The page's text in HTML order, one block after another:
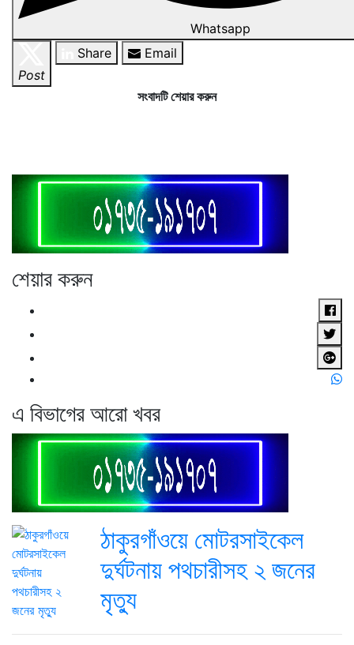
Whatsapp
Post
Share Email
সংবাদটি শেয়ার করুন
শেয়ার করুন
এ বিভাগের আরো খবর
ঠাকুরগাঁওয়ে মোটরসাইকেল
দুর্ঘটনায় পথচারীসহ ২ জনের
মৃত্যু